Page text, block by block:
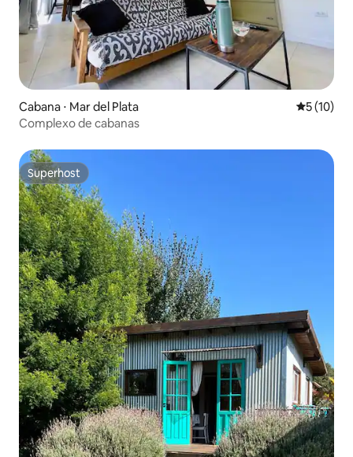
Cabana ⋅ Mar del Plata 5 de uma
5 (10)
Complexo de cabanas
Superhost
Superhost